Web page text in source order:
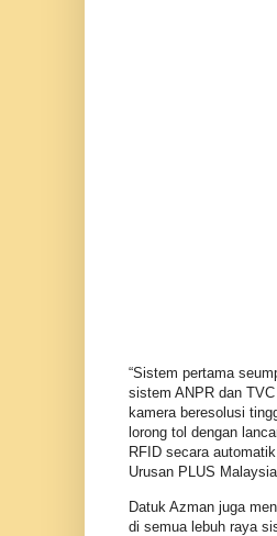
“Sistem pertama
sistem ANPR dan
kamera beresolusi
lorong tol dengan
RFID secara
Urusan PLUS
Datuk Azman juga
di semua lebuh raya